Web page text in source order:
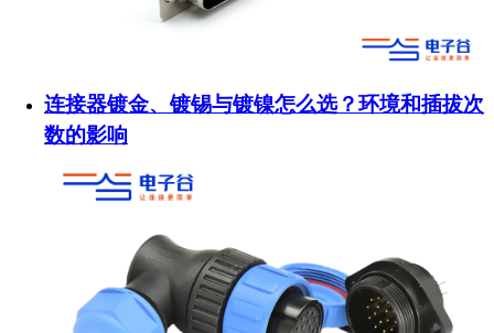
连接器镀金、镀锡与镀镍怎么选？环境和插拔次
数的影响